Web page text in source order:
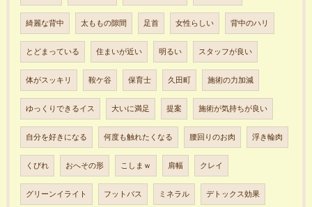
綺麗な背中 太ももの隙間 足首 女性らしい 背中のハリ
とどまっている 住まいが近い 明るい スタッフが良い
体がスッキリ 鞍ケ谷 保育士 久田町 施術の力加減
ゆっくりできるイス 大いに満足 提案 施術が気持ちが良い
自分を好きになる 何度も触れたくなる 腰回りのお肉 浮き輪肉
くびれ おへその形 こしまｗ 肩幅 クレイ
グリーンイライト フットバス ミネラル デトックス効果